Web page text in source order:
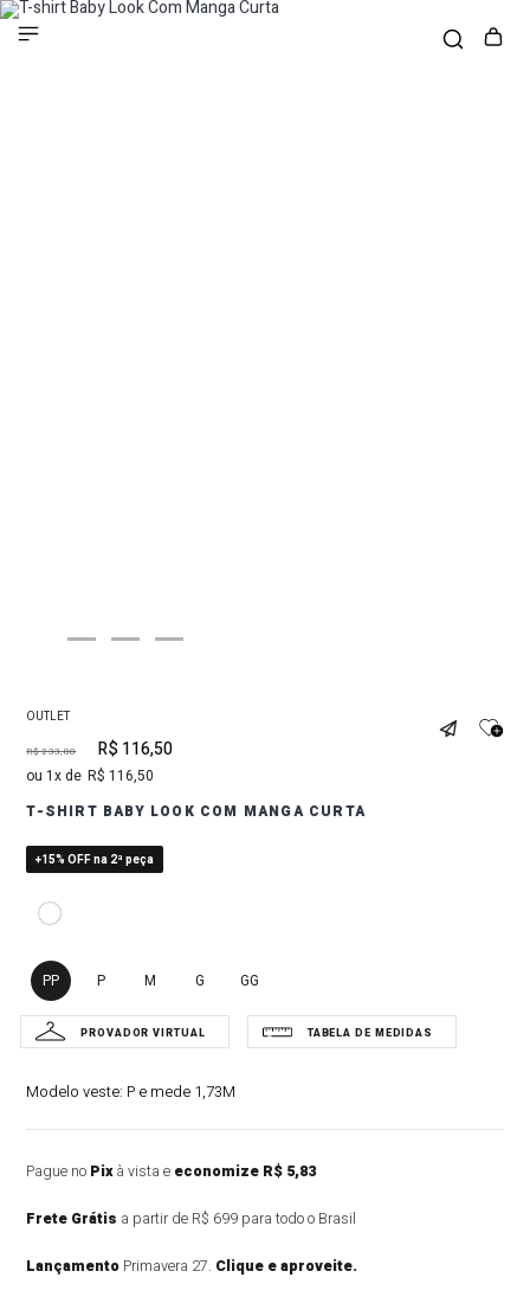
OUTLET
R$ 233,00 R$ 116,50
1 R$ 116,50
T-SHIRT BABY LOOK COM MANGA CURTA
+15% OFF na 2ª peça
PP P M G GG
Modelo veste: P e mede 1,73M
Pague no Pixà vista e economize R$ 5,83
Frete Grátis a partir de R$ 699 para todo o Brasil
Lançamento Primavera 27. Clique e aproveite.